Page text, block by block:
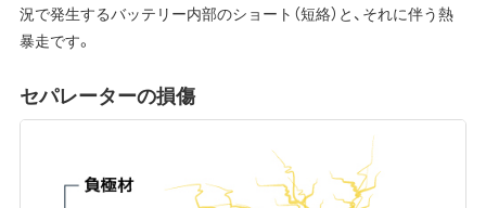
況で発生するバッテリー内部のショート（短絡）と、それに伴う熱
暴走です。
セパレーターの損傷